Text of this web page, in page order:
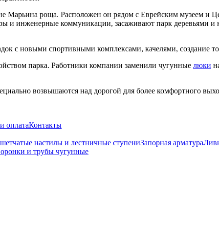
Марьина роща. Расположен он рядом с Еврейским музеем и
и инженерные коммуникации, засаживают парк деревьями и
с новыми спортивными комплексами, качелями, создание
парка. Работники компании заменили чугунные люки
возвышаются над дорогой для более комфортного
оплатаКонтакты
настилы и лестничные ступениЗапорная арматура
и трубы чугунные